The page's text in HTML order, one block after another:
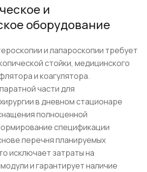
и
оборудование
и лапароскопии требует
стойки, медицинского
и коагулятора.
части для
в дневном стационаре
полноценной
спецификации
перечня планируемых
исключает затраты на
и гарантирует наличие